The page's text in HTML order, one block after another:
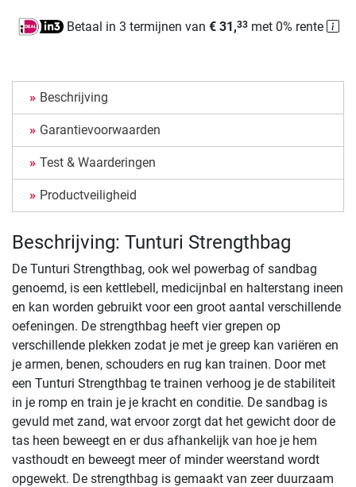
Betaal in 3 termijnen van € 31,33met 0% rente
Beschrijving
Garantievoorwaarden
Test & Waarderingen
Productveiligheid
Beschrijving: Tunturi Strengthbag
De Tunturi Strengthbag, ook wel powerbag of sandbag
genoemd, is een kettlebell, medicijnbal en halterstang ineen
en kan worden gebruikt voor een groot aantal verschillende
oefeningen. De strengthbag heeft vier grepen op
verschillende plekken zodat je met je greep kan variëren en
je armen, benen, schouders en rug kan trainen. Door met
een Tunturi Strengthbag te trainen verhoog je de stabiliteit
in je romp en train je je kracht en conditie. De sandbag is
gevuld met zand, wat ervoor zorgt dat het gewicht door de
tas heen beweegt en er dus afhankelijk van hoe je hem
vasthoudt en beweegt meer of minder weerstand wordt
opgewekt. De strengthbag is gemaakt van zeer duurzaam